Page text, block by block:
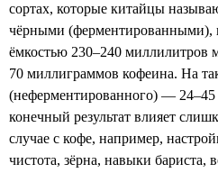
сортах, которые китайцы
чёрными
ёмкостью 230–240 миллилитров
70 миллиграммов кофеина. На
(неферментированного) —
конечный результат влияет
случае с кофе, например,
чистота, зёрна, навыки бариста,